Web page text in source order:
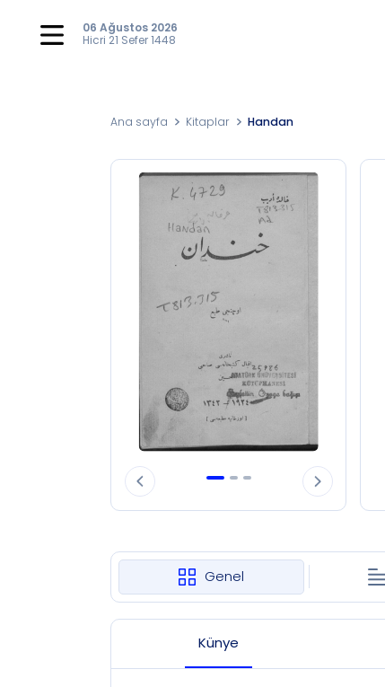
06 Ağustos 2026
Hicri 21 Sefer 1448
Ana sayfa Kitaplar Handan
Genel
Künye